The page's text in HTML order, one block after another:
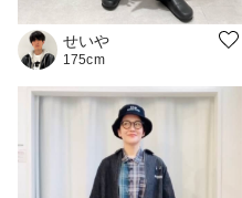
せいや
175cm